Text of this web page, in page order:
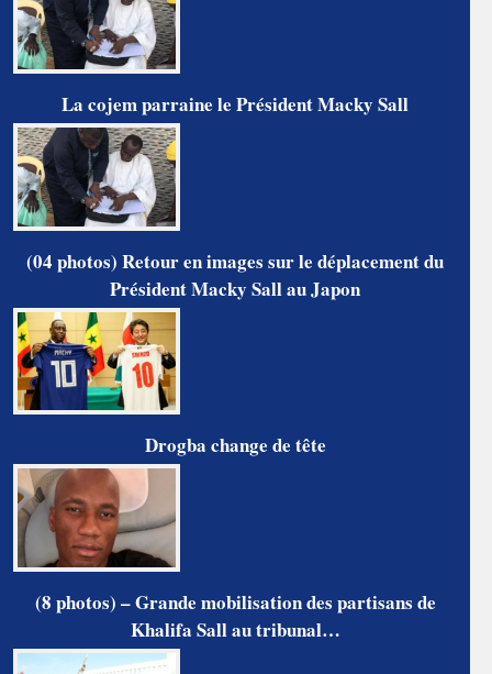
La cojem parraine le Président Macky Sall
(04 photos) Retour en images sur le déplacement du
Président Macky Sall au Japon
Drogba change de tête
(8 photos) – Grande mobilisation des partisans de
Khalifa Sall au tribunal…